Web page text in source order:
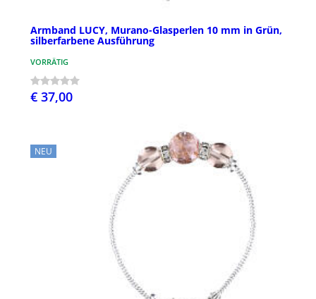
Armband LUCY, Murano-Glasperlen 10 mm in Grün,
silberfarbene Ausführung
VORRÄTIG
€ 37,00
NEU